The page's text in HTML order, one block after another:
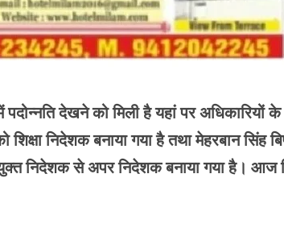
में पदोन्नति देखने को मिली है यहां पर
शिक्षा निदेशक बनाया गया है तथा मेहरबान सिंह
निदेशक से अपर निदेशक बनाया गया है। आज